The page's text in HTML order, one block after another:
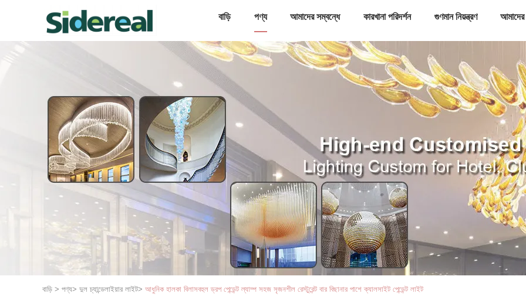
বাড়ি পণ্য আমাদের সম্বন্ধে কারখানা পরিদর্শন গুণমান নিয়ন্ত্রণ
বাড়ি > পণ্য> দুল চ্যান্ডেলাইয়ার লাইট> আধুনিক হালকা বিলাসবহুল ড্রপ পেন্ডেন্ট ল্যাম্প সহজ সৃজনশীল রেস্টুরেন্ট বার বিছানার পাশে ক্যালসাইট পেন্ডেন্ট লাইট